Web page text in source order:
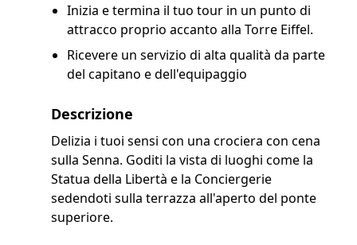
Inizia e termina il tuo tour in un punto di
attracco proprio accanto alla Torre Eiffel.
Ricevere un servizio di alta qualità da parte
del capitano e dell'equipaggio
Descrizione
Delizia i tuoi sensi con una crociera con cena
sulla Senna. Goditi la vista di luoghi come la
Statua della Libertà e la Conciergerie
sedendoti sulla terrazza all'aperto del ponte
superiore.